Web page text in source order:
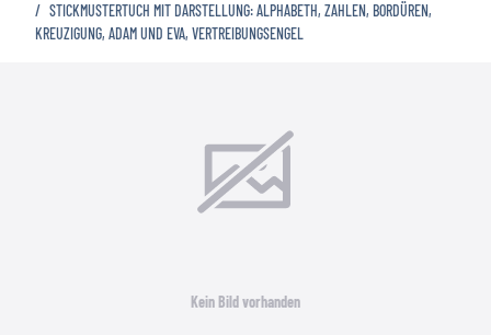
STICKMUSTERTUCH MIT DARSTELLUNG: ALPHABETH, ZAHLEN, BORDÜREN,
KREUZIGUNG, ADAM UND EVA, VERTREIBUNGSENGEL
Kein Bild vorhanden